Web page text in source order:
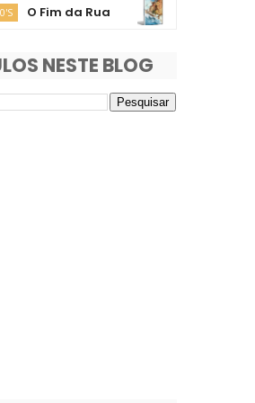
da Rua 2020'S
NESTE BLOG